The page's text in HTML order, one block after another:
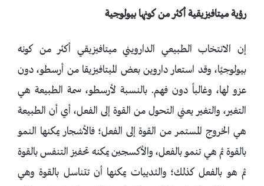
رؤية ميتافيزيقية أكثر من كونها بيولوجية
إن الانتخاب الطبيعي الدارويني ميتافيزيقي أكثر من كونه
بيولوجيًا، وقد استعار داروين بعض الميتافيزيقا من أرسطو، دون
عزو لها، وغالباً دون فهم. بالنسبة لأرسطو، سمة الطبيعة هي
التغير، والتغير يعني التحول من القوة إلى الفعل، أي أن الطبيعة
هي الخروج المستمر من القوة إلى الفعل؛ فالأشجار يمكنها النمو
بالقوة ثم هي تنمو بالفعل، والأكسجين يمكنه تحفيز التنفس بالقوة
ثم هو بالفعل كذلك؛ والثدييات يمكنها أن تتناسل بالقوة وهي